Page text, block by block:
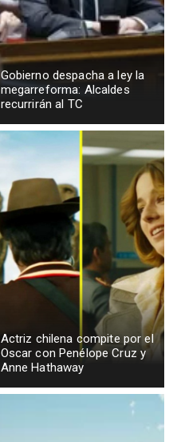
Gobierno despacha a ley la
megarreforma: Alcaldes
recurrirán al TC
Actriz chilena compite por el
Oscar con Penélope Cruz y
Anne Hathaway